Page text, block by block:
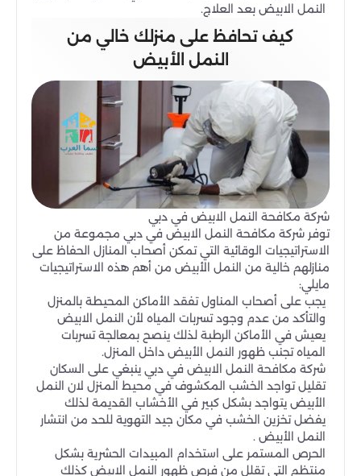
النمل الابيض بعد العلاج.
كيف تحافظ على منزلك خالي من
النمل الأبيض
شركة مكافحة النمل الابيض في دبي
توفر شركة مكافحة النمل الابيض في دبي مجموعة من
الاستراتيجيات الوقائية التي تمكن أصحاب المنازل الحفاظ على
منازلهم خالية من النمل الأبيض من أهم هذه الاستراتيجيات
مايلي:
يجب على أصحاب المناول تفقد الأماكن المحيطة بالمنزل
والتأكد من عدم وجود تسربات المياه لأن النمل الابيض
يعيش في الأماكن الرطبة لذلك ينصح بمعالجة تسربات
المياه تجنب ظهور النمل الأبيض داخل المنزل.
شركة مكافحة النمل الابيض في دبي ينبغي على السكان
تقليل تواجد الخشب المكشوف في محيط المنزل لان النمل
الأبيض يتواجد بشكل كبير في الأخشاب القديمة لذلك
يفضل تخزين الخشب في مكان جيد التهوية للحد من انتشار
النمل الأبيض .
الحرص المستمر على استخدام المبيدات الحشرية بشكل
منتظم التي تقلل من فرص ظهور النمل الابيض كذلك